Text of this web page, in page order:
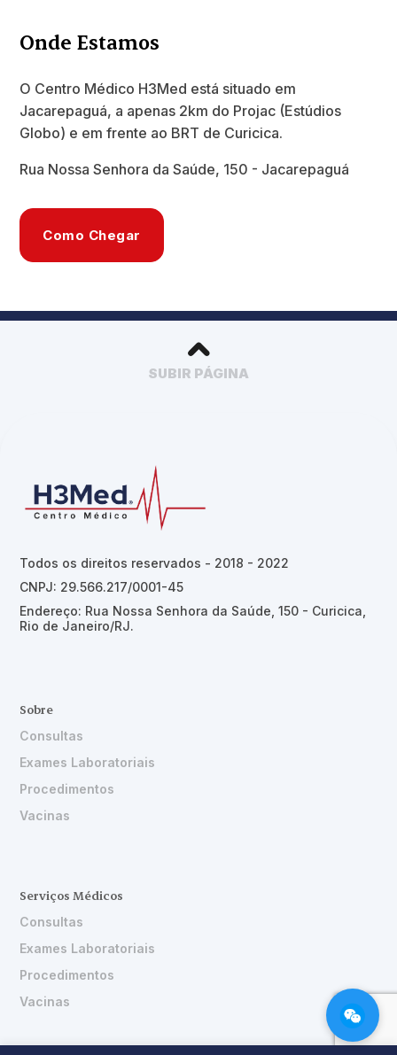
Onde Estamos
O Centro Médico H3Med está situado em
Jacarepaguá, a apenas 2km do Projac (Estúdios
Globo) e em frente ao BRT de Curicica.
Rua Nossa Senhora da Saúde, 150 - Jacarepaguá
Como Chegar
SUBIR PÁGINA
Todos os direitos reservados - 2018 - 2022
CNPJ: 29.566.217/0001-45
Endereço: Rua Nossa Senhora da Saúde, 150 - Curicica,
Rio de Janeiro/RJ.
Sobre
Consultas
Exames Laboratoriais
Procedimentos
Vacinas
Serviços Médicos
Consultas
Exames Laboratoriais
Procedimentos
Vacinas